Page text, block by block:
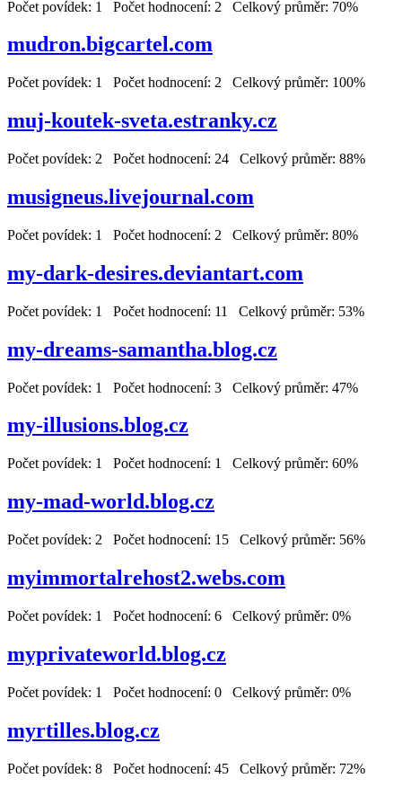
Počet povídek: 1 Počet hodnocení: 2 Celkový průměr: 70%
mudron.bigcartel.com
Počet povídek: 1 Počet hodnocení: 2 Celkový průměr: 100%
muj-koutek-sveta.estranky.cz
Počet povídek: 2 Počet hodnocení: 24 Celkový průměr: 88%
musigneus.livejournal.com
Počet povídek: 1 Počet hodnocení: 2 Celkový průměr: 80%
my-dark-desires.deviantart.com
Počet povídek: 1 Počet hodnocení: 11 Celkový průměr: 53%
my-dreams-samantha.blog.cz
Počet povídek: 1 Počet hodnocení: 3 Celkový průměr: 47%
my-illusions.blog.cz
Počet povídek: 1 Počet hodnocení: 1 Celkový průměr: 60%
my-mad-world.blog.cz
Počet povídek: 2 Počet hodnocení: 15 Celkový průměr: 56%
myimmortalrehost2.webs.com
Počet povídek: 1 Počet hodnocení: 6 Celkový průměr: 0%
myprivateworld.blog.cz
Počet povídek: 1 Počet hodnocení: 0 Celkový průměr: 0%
myrtilles.blog.cz
Počet povídek: 8 Počet hodnocení: 45 Celkový průměr: 72%